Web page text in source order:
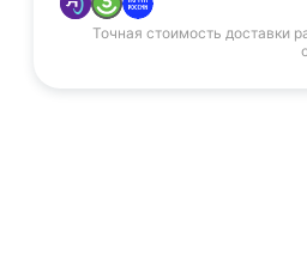
Точная стоимость доставки